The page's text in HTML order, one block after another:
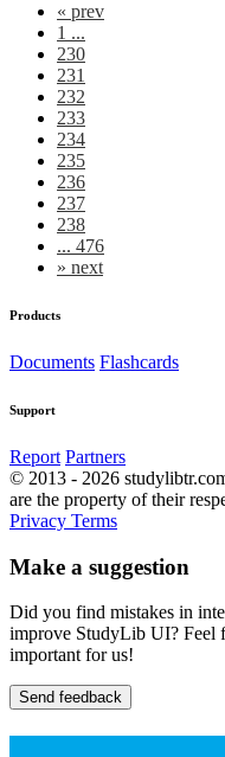
« prev
1 ...
230
231
232
233
234
235
236
237
238
... 476
» next
Products
Documents Flashcards
Support
Report Partners
© 2013 - 2026
are the property of their
Privacy Terms
Make a suggestion
Did you find mistakes in
improve StudyLib UI? Feel
important for us!
Send feedback